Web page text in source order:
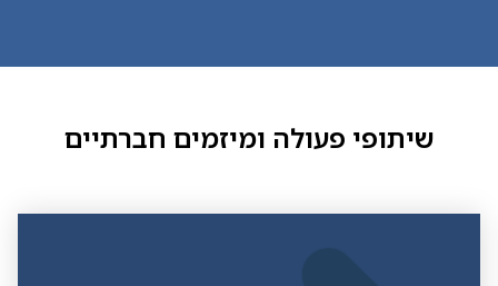
שיתופי פעולה ומיזמים חברתיים